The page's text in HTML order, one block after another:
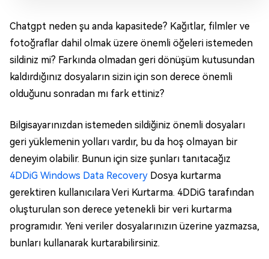
Chatgpt neden şu anda kapasitede? Kağıtlar, filmler ve
fotoğraflar dahil olmak üzere önemli öğeleri istemeden
sildiniz mi? Farkında olmadan geri dönüşüm kutusundan
kaldırdığınız dosyaların sizin için son derece önemli
olduğunu sonradan mı fark ettiniz?
Bilgisayarınızdan istemeden sildiğiniz önemli dosyaları
geri yüklemenin yolları vardır, bu da hoş olmayan bir
deneyim olabilir. Bunun için size şunları tanıtacağız
4DDiG Windows Data Recovery Dosya kurtarma
gerektiren kullanıcılara Veri Kurtarma. 4DDiG tarafından
oluşturulan son derece yetenekli bir veri kurtarma
programıdır. Yeni veriler dosyalarınızın üzerine yazmazsa,
bunları kullanarak kurtarabilirsiniz.